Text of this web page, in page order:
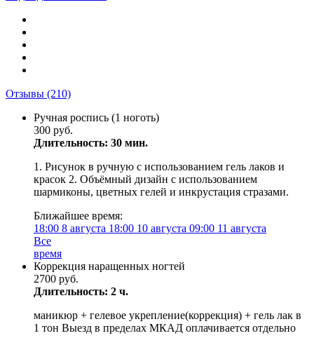
Отзывы (210)
Ручная роспись (1 ноготь)
300 руб.
Длительность: 30 мин.
1. Рисунок в ручную с использованием гель лаков и
красок 2. Объёмный дизайн с использованием
шармиконы, цветных гелей и инкрустация стразами.
Ближайшее время:
18:00 8 августа 18:00 10 августа 09:00 11 августа
Все
время
Коррекция наращенных ногтей
2700 руб.
Длительность: 2 ч.
маникюр + гелевое укрепление(коррекция) + гель лак в
1 тон Выезд в пределах МКАД оплачивается отдельно